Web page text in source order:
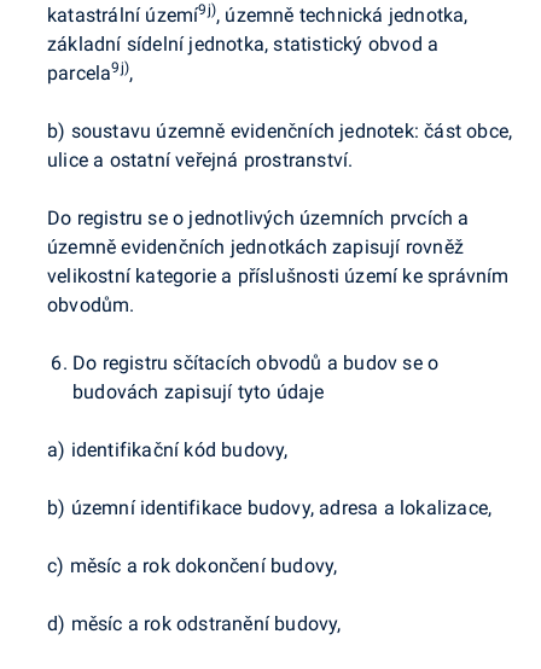
katastrální území9j), územně technická jednotka,
základní sídelní jednotka, statistický obvod a
parcela9j),
b) soustavu územně evidenčních jednotek: část obce,
ulice a ostatní veřejná prostranství.
Do registru se o jednotlivých územních prvcích a
územně evidenčních jednotkách zapisují rovněž
velikostní kategorie a příslušnosti území ke správním
obvodům.
Do registru sčítacích obvodů a budov se o
budovách zapisují tyto údaje
a) identifikační kód budovy,
b) územní identifikace budovy, adresa a lokalizace,
c) měsíc a rok dokončení budovy,
d) měsíc a rok odstranění budovy,